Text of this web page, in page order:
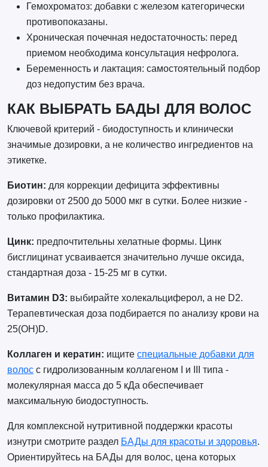
Гемохроматоз: добавки с железом категорически
противопоказаны.
Хроническая почечная недостаточность: перед
приемом необходима консультация нефролога.
Беременность и лактация: самостоятельный подбор
доз недопустим без врача.
КАК ВЫБРАТЬ БАДЫ ДЛЯ ВОЛОС
Ключевой критерий - биодоступность и клинически
значимые дозировки, а не количество ингредиентов на
этикетке.
Биотин: для коррекции дефицита эффективны
дозировки от 2500 до 5000 мкг в сутки. Более низкие -
только профилактика.
Цинк: предпочтительны хелатные формы. Цинк
бисглицинат усваивается значительно лучше оксида,
стандартная доза - 15-25 мг в сутки.
Витамин D3: выбирайте холекальциферол, а не D2.
Терапевтическая доза подбирается по анализу крови на
25(OH)D.
Коллаген и кератин: ищите специальные добавки для
волосс гидролизованным коллагеном I и III типа -
молекулярная масса до 5 кДа обеспечивает
максимальную биодоступность.
Для комплексной нутритивной поддержки красоты
изнутри смотрите раздел БАДы для красоты и здоровья.
Ориентируйтесь на БАДы для волос, цена которых